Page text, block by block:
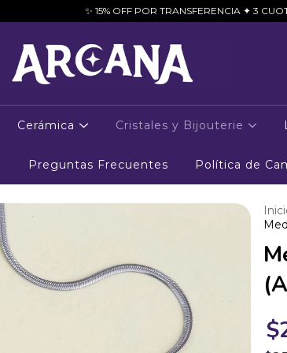
✨ 15% OFF POR TRANSFERENCIA ✦ 3 CUOTAS SIN INTERÉS
Cerámica Cristales y Bijouterie
Preguntas Frecuentes Política de